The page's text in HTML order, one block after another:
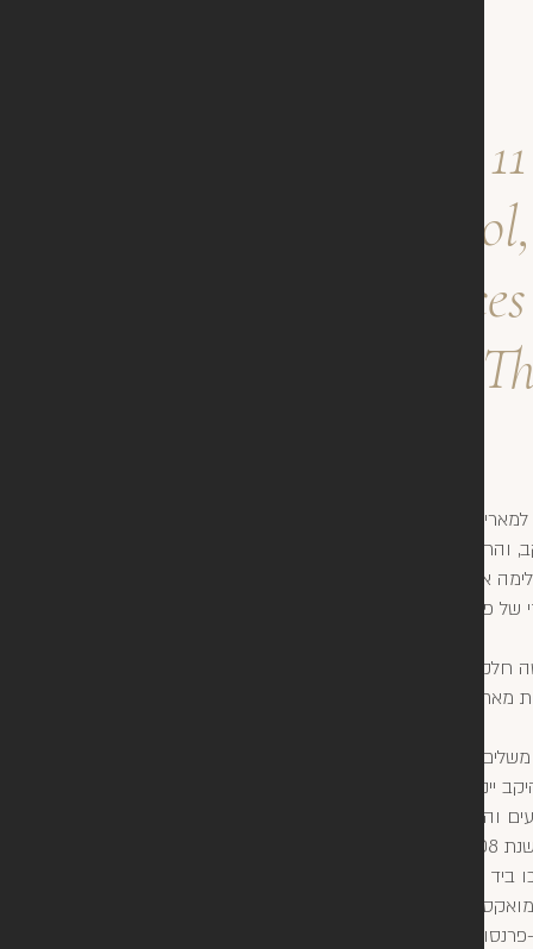
From
לואיז לובה, הבעלים של המלון-מסעדה בפומרול,
והחלה לרכוש חלקים ממנו החל מ-1925.
היא משלימה את רכישת היקב כולו וממנה את ז'אן-פייר מואקס
של פטרוס. ניתן לומר שזה הרגע בו פטרוס מתחיל
מאחד מיורשיה מחצית מהיקב, ובכך הופך לדמות
יינן צעיר ומוכשר, ז'אן-קלוד ברואה, אשר פעל כל
והיה אחראי לאיכות הבלתי מתפשרת של פטרוס.
ביד בוטחת.
מואקס מפצל את האימפריה בין שני בניו, כשפטרוס נותר
פרנסואה מואקס.